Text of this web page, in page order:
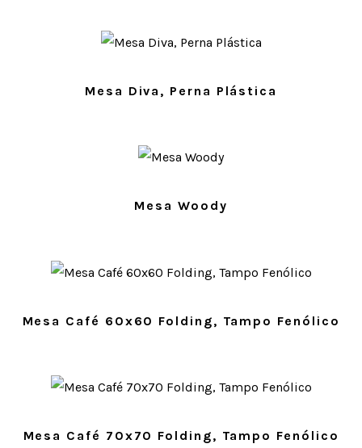
Mesa Diva, Perna Plástica
Mesa Woody
Mesa Café 60x60 Folding, Tampo Fenólico
Mesa Café 70x70 Folding, Tampo Fenólico